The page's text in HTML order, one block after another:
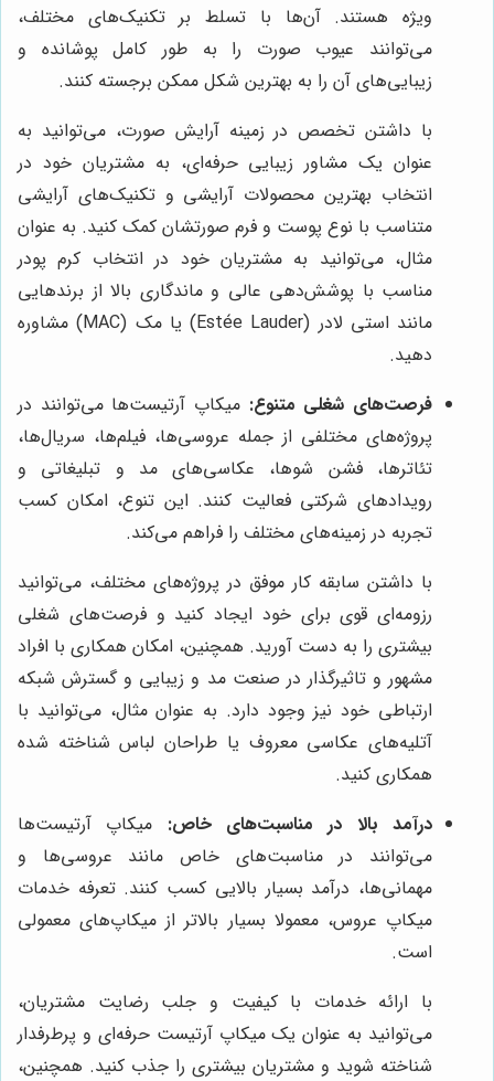
ویژه هستند. آن‌ها با تسلط بر تکنیک‌های مختلف،
می‌توانند عیوب صورت را به طور کامل پوشانده و
زیبایی‌های آن را به بهترین شکل ممکن برجسته کنند.
با داشتن تخصص در زمینه آرایش صورت، می‌توانید به
عنوان یک مشاور زیبایی حرفه‌ای، به مشتریان خود در
انتخاب بهترین محصولات آرایشی و تکنیک‌های آرایشی
متناسب با نوع پوست و فرم صورتشان کمک کنید. به عنوان
مثال، می‌توانید به مشتریان خود در انتخاب کرم پودر
مناسب با پوشش‌دهی عالی و ماندگاری بالا از برندهایی
مانند استی لادر (Estée Lauder) یا مک (MAC) مشاوره
دهید.
فرصت‌های شغلی متنوع: میکاپ آرتیست‌ها می‌توانند در
پروژه‌های مختلفی از جمله عروسی‌ها، فیلم‌ها، سریال‌ها،
تئاترها، فشن شوها، عکاسی‌های مد و تبلیغاتی و
رویدادهای شرکتی فعالیت کنند. این تنوع، امکان کسب
تجربه در زمینه‌های مختلف را فراهم می‌کند.
با داشتن سابقه کار موفق در پروژه‌های مختلف، می‌توانید
رزومه‌ای قوی برای خود ایجاد کنید و فرصت‌های شغلی
بیشتری را به دست آورید. همچنین، امکان همکاری با افراد
مشهور و تاثیرگذار در صنعت مد و زیبایی و گسترش شبکه
ارتباطی خود نیز وجود دارد. به عنوان مثال، می‌توانید با
آتلیه‌های عکاسی معروف یا طراحان لباس شناخته شده
همکاری کنید.
درآمد بالا در مناسبت‌های خاص: میکاپ آرتیست‌ها
می‌توانند در مناسبت‌های خاص مانند عروسی‌ها و
مهمانی‌ها، درآمد بسیار بالایی کسب کنند. تعرفه خدمات
میکاپ عروس، معمولا بسیار بالاتر از میکاپ‌های معمولی
است.
با ارائه خدمات با کیفیت و جلب رضایت مشتریان،
می‌توانید به عنوان یک میکاپ آرتیست حرفه‌ای و پرطرفدار
شناخته شوید و مشتریان بیشتری را جذب کنید. همچنین،